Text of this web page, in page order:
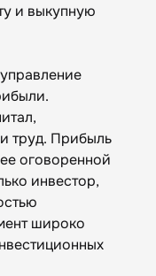
и выкупную
труд. Прибыль
оговоренной
инвестор,
широко